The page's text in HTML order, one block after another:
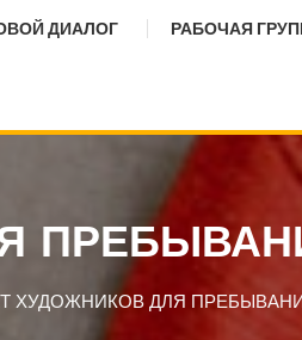
ДИАЛОГ РАБОЧАЯ
ХУДОЖНИКОВ ДЛЯ